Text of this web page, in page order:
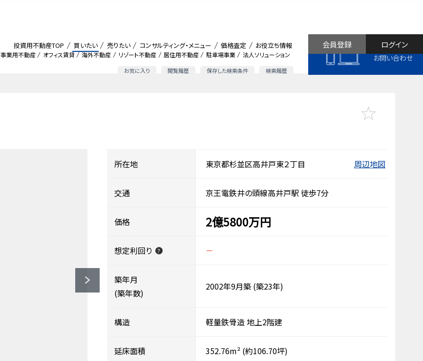
事業用不動産 オフィス賃貸 海外不動産 リゾート不動産 居住用不動産 駐車場事業 法人ソリューション
お気に入り 閲覧履歴 保存した検索条件 検索履歴
投資用不動産TOP 買いたい 売りたい コンサルティング・メニュー 価格査定 お役立ち情報
お問い合わせ
ログイン
会員登録
所在地 東京都杉並区高井戸東２丁目 周辺地図
交通 京王電鉄井の頭線高井戸駅 徒歩7分
価格 2億5800万円
想定利回り ? －
築年月
(築年数)
2002年9月築 (築23年)
構造 軽量鉄骨造地上2階建
延床面積 352.76m² (約106.70坪)